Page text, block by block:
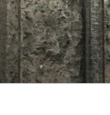
Zum
Inhalt
springen